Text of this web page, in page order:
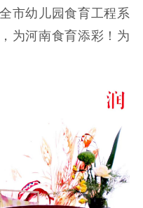
市幼儿园食育工程系
为河南食育添彩！为